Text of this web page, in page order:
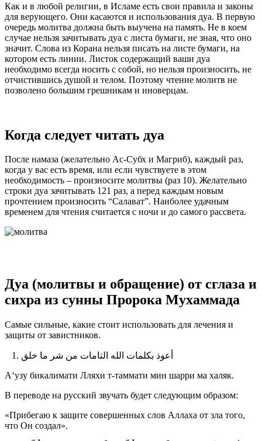
Как и в любой религии, в Исламе есть свои правила и законы
для верующего. Они касаются и использования дуа. В первую
очередь молитва должна быть выучена на память. Не в коем
случае нельзя зачитывать дуа с листа бумаги, не зная, что оно
значит. Слова из Корана нельзя писать на листе бумаги, на
котором есть линии. Листок содержащий ваши дуа
необходимо всегда носить с собой, но нельзя произносить, не
отчистившись душой и телом. Поэтому чтение молитв не
позволено большим грешникам и иноверцам.
Когда следует читать дуа
После намаза (желательно Ас-Субх и Магриб), каждый раз,
когда у вас есть время, или если чувствуете в этом
необходимость – произносите молитвы (раз 10). Желательно
строки дуа зачитывать 121 раз, а перед каждым новым
прочтением произносить “Салават”. Наиболее удачным
временем для чтения считается с ночи и до самого рассвета.
Дуа (молитвы и обращение) от сглаза и
сихра из сунны Пророка Мухаммада
Самые сильные, какие стоит использовать для лечения и
защиты от завистников.
1. أعوذ بكلمات الله التامات من شر ما خلق
А‘узу бикалимати Лляхи т-таммати мин шарри ма халяк.
В переводе на русский звучать будет следующим образом:
«Прибегаю к защите совершенных слов Аллаха от зла того,
что Он создал».